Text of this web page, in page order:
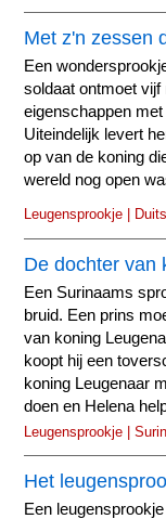
Met z'n zessen
Een
soldaat ontmoet
eigenschappen
Uiteindelijk levert
op van de koning
wereld nog open
Leugensprookje |
De dochter van
Een Surinaams
bruid. Een prins
van koning
koopt hij een
koning Leugenaar
doen en Helena
Leugensprookje |
Het
Een